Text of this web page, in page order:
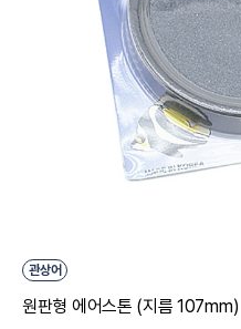
관상어
원판형 에어스톤 (지름 107mm)